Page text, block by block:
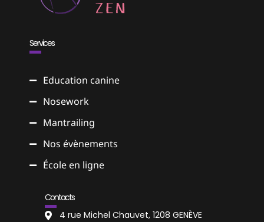
Services
Education canine
Nosework
Mantrailing
Nos évènements
École en ligne
Contacts
4 rue Michel Chauvet, 1208 GENÈVE